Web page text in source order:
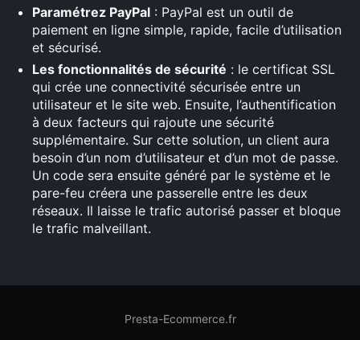
Paramétrez PayPal : PayPal est un outil de
paiement en ligne simple, rapide, facile d’utilisation
et sécurisé.
Les fonctionnalités de sécurité : le certificat SSL
qui crée une connectivité sécurisée entre un
utilisateur et le site web. Ensuite, l’authentification
à deux facteurs qui rajoute une sécurité
supplémentaire. Sur cette solution, un client aura
besoin d’un nom d’utilisateur et d’un mot de passe.
Un code sera ensuite généré par le système et le
pare-feu créera une passerelle entre les deux
réseaux. Il laisse le trafic autorisé passer et bloque
le trafic malveillant.
Presta-Ecommerce.fr